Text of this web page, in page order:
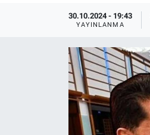
30.10.2024 - 19:43
YAYINLANMA
Ege'den Esintiler
Eğlence
Ekonomi
İletişim